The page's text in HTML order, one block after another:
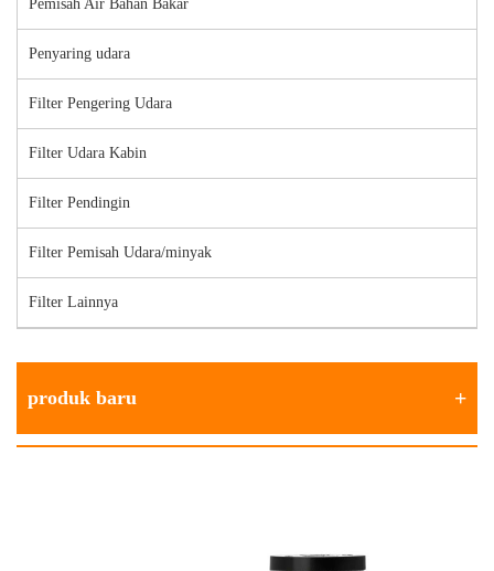
Pemisah Air Bahan Bakar
Penyaring udara
Filter Pengering Udara
Filter Udara Kabin
Filter Pendingin
Filter Pemisah Udara/minyak
Filter Lainnya
produk baru